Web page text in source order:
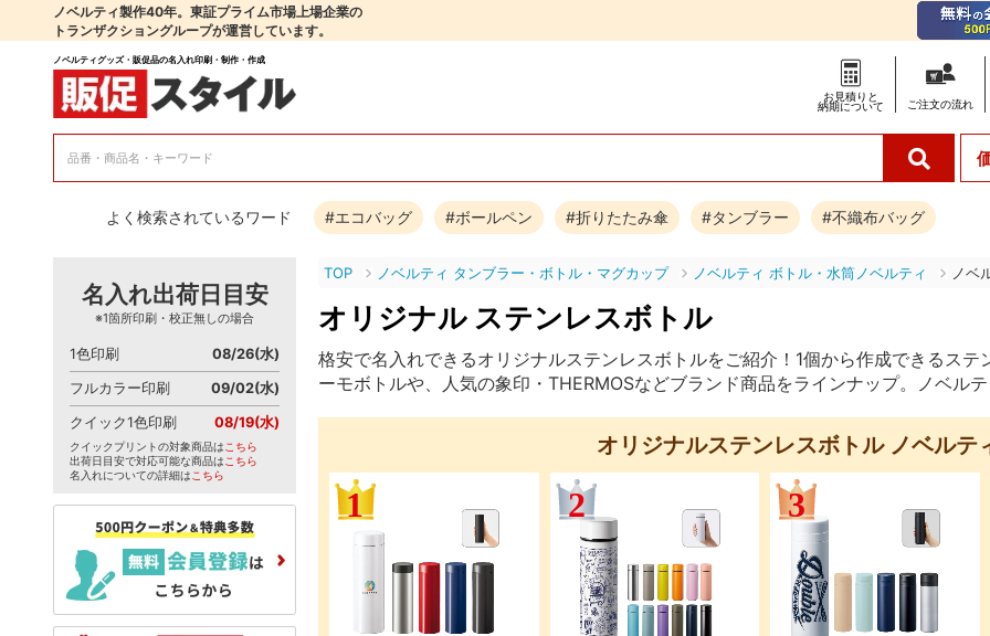
ノベルティ製作40年。東証プライム市場上場企業の
トランザクショングループが運営しています。
ノベルティグッズ・販促品の名入れ印刷・制作・作成
お見積りと
納期について
ご注文の流れ
よく検索されているワード #エコバッグ #ボールペン #折りたたみ傘 #タンブラー #不織布バッグ
TOP ノベルティ タンブラー・ボトル・マグカップ ノベルティ ボトル・水筒ノベルティ ノベ
オリジナル ステンレスボトル
格安で名入れできるオリジナルステンレスボトルをご紹介！1個から作成できるス
ーモボトルや、人気の象印・THERMOSなどブランド商品をラインナップ。ノベル
オリジナルステンレスボトル ノベルテ
名入れ出荷日目安
※1箇所印刷・校正無しの場合
1色印刷 08/26(水)
フルカラー印刷 09/02(水)
クイック1色印刷 08/19(水)
クイックプリントの対象商品は こちら
出荷日目安で対応可能な商品は こちら
名入れについての詳細は こちら